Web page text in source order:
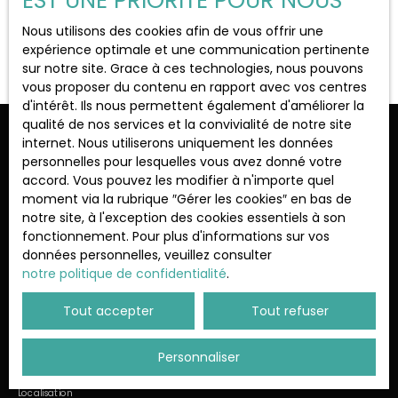
Plaisir (78370)
Localisation
Loyer max (€/mois)
Surface min (m²)
Rechercher
Aucun résultat
Ne manquez plus aucun bien
correspondant à votre recherche !
Prénom Nom
Email
Location
Localisation
Nous utilisons des cookies afin de vous offrir une
expérience optimale et une communication pertinente
sur notre site. Grace à ces technologies, nous pouvons
vous proposer du contenu en rapport avec vos centres
d'intérêt. Ils nous permettent également d'améliorer la
qualité de nos services et la convivialité de notre site
internet. Nous utiliserons uniquement les données
personnelles pour lesquelles vous avez donné votre
accord. Vous pouvez les modifier à n'importe quel
moment via la rubrique ″Gérer les cookies″ en bas de
notre site, à l'exception des cookies essentiels à son
fonctionnement. Pour plus d'informations sur vos
données personnelles, veuillez consulter
notre politique de confidentialité.
Tout accepter Tout refuser
Personnaliser